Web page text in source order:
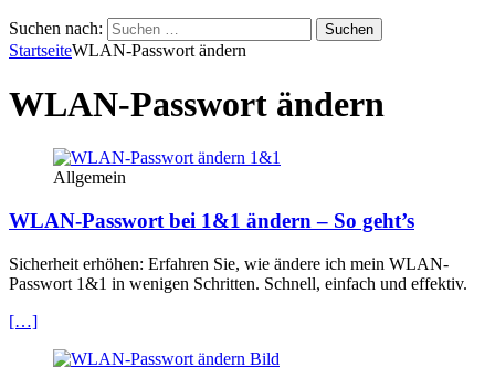
Suchen nach:
StartseiteWLAN-Passwort ändern
WLAN-Passwort ändern
Allgemein
WLAN-Passwort bei 1&1 ändern – So geht’s
Sicherheit erhöhen: Erfahren Sie, wie ändere ich mein WLAN-
Passwort 1&1 in wenigen Schritten. Schnell, einfach und effektiv.
[…]